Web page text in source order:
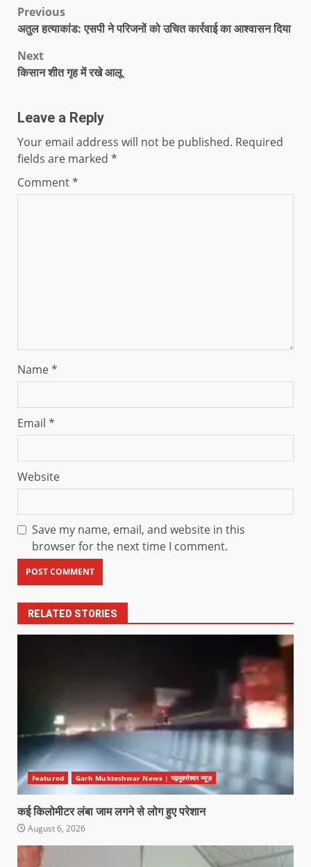
Previous
अतुल हत्याकांड: एसपी ने परिजनों को उचित कार्रवाई का आश्वासन दिया
Next
किसान शीत गृह में रखे आलू
Leave a Reply
Your email address will not be published. Required
fields are marked *
Comment*
Name*
Email *
Website
Save my name, email, and website in this
browser for the next time I comment.
RELATED STORIES
Featured Garh Mukteshwar News | गढ़मुक्तेश्वर न्यूज़
कई किलोमीटर लंबा जाम लगने से लोग हुए परेशान
August 6, 2026